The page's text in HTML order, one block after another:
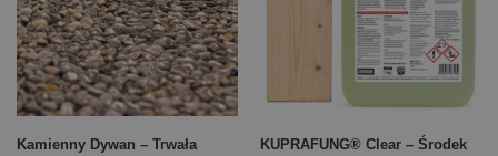
Kamienny Dywan – Trwała
KUPRAFUNG® Clear – Środek